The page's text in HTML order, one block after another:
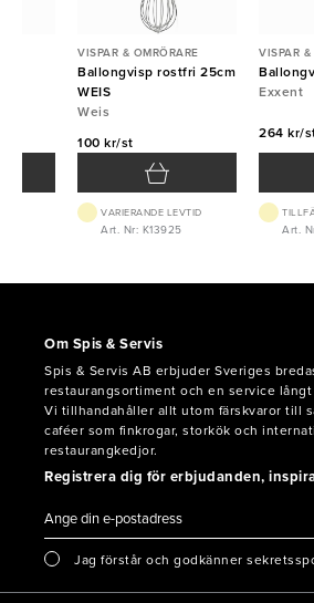
VISPAR & OMRÖRARE
Ballongvisp rostfri 25cm
WEIS
Weis
100 kr/st
VARIERANDE LEVTID
Art. Nr: K13925
VISPAR &
Exxent
264 kr/
Art.
Om Spis & Servis
Spis & Servis AB erbjuder Sveriges
restaurangsortiment och en service
Vi tillhandahåller allt utom färskvaror till
caféer som finkrogar, storkök och
restaurangkedjor.
Registrera dig för erbjudanden,
Jag förstår och godkänner